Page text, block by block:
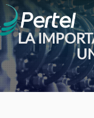
LA